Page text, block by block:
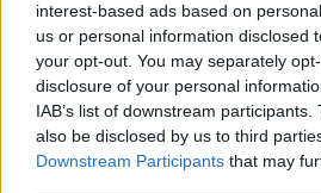
interest-based ads based on
us or personal information disclosed
your opt-out. You may separately
disclosure of your personal
IAB’s list of downstream
also be disclosed by us to third
Downstream Participants that may
Naujasis dainavietis
debiutuoti galės jau šį
„Optibet A lygos“ 22 turo
16 dieną „Dainava“ LFF
Vilniaus „Riterių“ komanda.